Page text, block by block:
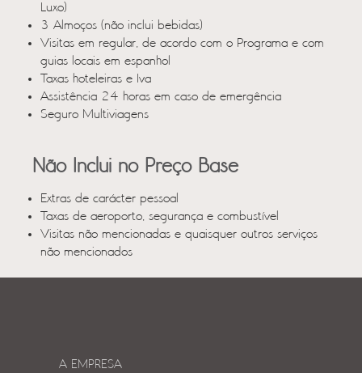
Luxo)
3 Almoços (não inclui bebidas)
Visitas em regular, de acordo com o Programa e com
guias locais em espanhol
Taxas hoteleiras e Iva
Assistência 24 horas em caso de emergência
Seguro Multiviagens
Não Inclui no Preço Base
Extras de carácter pessoal
Taxas de aeroporto, segurança e combustível
Visitas não mencionadas e quaisquer outros serviços
não mencionados
A EMPRESA